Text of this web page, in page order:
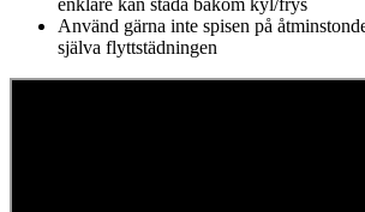
enklare kan städa bakom kyl/frys
Använd gärna inte spisen på
själva flyttstädningen